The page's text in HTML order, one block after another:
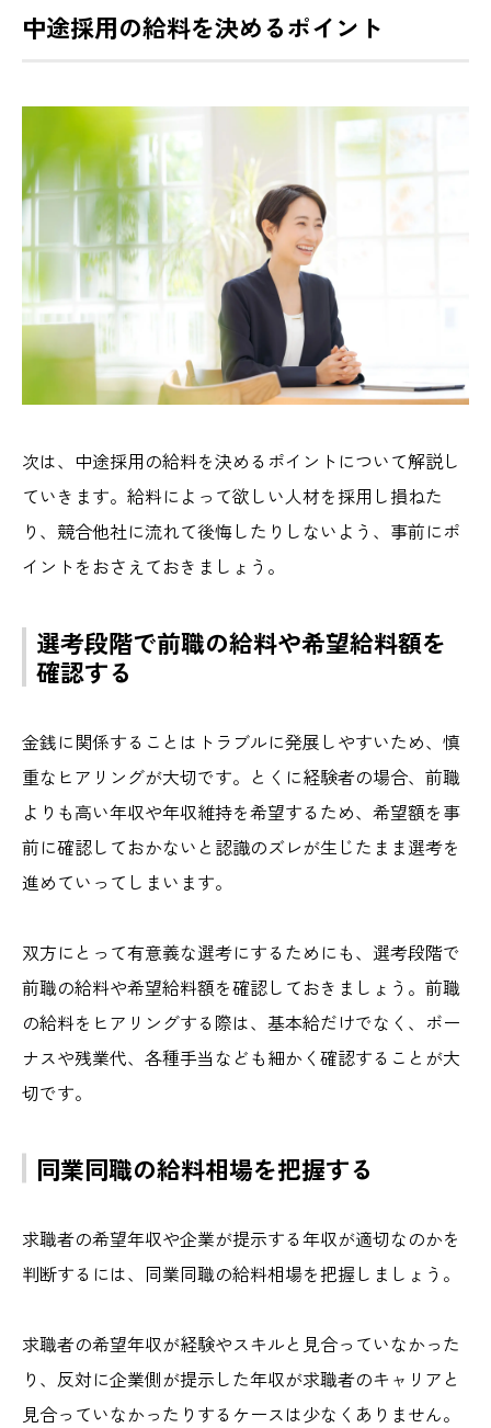
中途採用の給料を決めるポイント
次は、中途採用の給料を決めるポイントについて解説し
ていきます。給料によって欲しい人材を採用し損ねた
り、競合他社に流れて後悔したりしないよう、事前にポ
イントをおさえておきましょう。
選考段階で前職の給料や希望給料額を
確認する
金銭に関係することはトラブルに発展しやすいため、慎
重なヒアリングが大切です。とくに経験者の場合、前職
よりも高い年収や年収維持を希望するため、希望額を事
前に確認しておかないと認識のズレが生じたまま選考を
進めていってしまいます。
双方にとって有意義な選考にするためにも、選考段階で
前職の給料や希望給料額を確認しておきましょう。前職
の給料をヒアリングする際は、基本給だけでなく、ボー
ナスや残業代、各種手当なども細かく確認することが大
切です。
同業同職の給料相場を把握する
求職者の希望年収や企業が提示する年収が適切なのかを
判断するには、同業同職の給料相場を把握しましょう。
求職者の希望年収が経験やスキルと見合っていなかった
り、反対に企業側が提示した年収が求職者のキャリアと
見合っていなかったりするケースは少なくありません。